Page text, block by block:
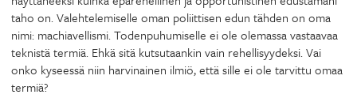
taho on. Valehtelemiselle oman poliittisen edun tähden on oma
nimi: machiavellismi. Todenpuhumiselle ei ole olemassa vastaavaa
teknistä termiä. Ehkä sitä kutsutaankin vain rehellisyydeksi. Vai
onko kyseessä niin harvinainen ilmiö, että sille ei ole tarvittu omaa
termiä?